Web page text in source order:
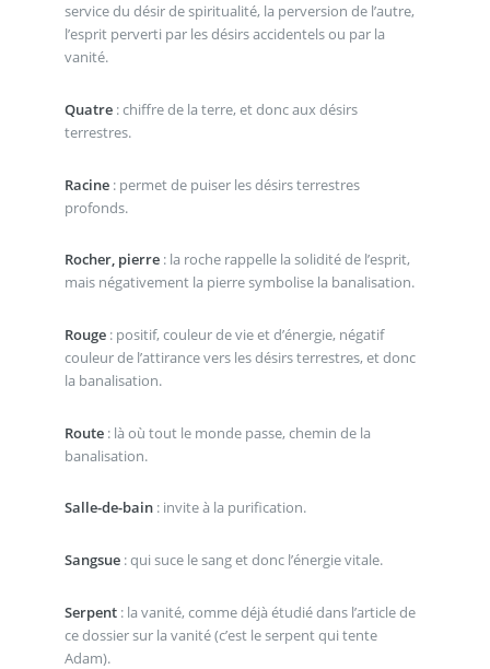
service du désir de spiritualité, la perversion de l’autre,
l’esprit perverti par les désirs accidentels ou par la
vanité.
Quatre: chiffre de la terre, et donc aux désirs
terrestres.
Racine: permet de puiser les désirs terrestres
profonds.
Rocher, pierre: la roche rappelle la solidité de l’esprit,
mais négativement la pierre symbolise la banalisation.
Rouge: positif, couleur de vie et d’énergie, négatif
couleur de l’attirance vers les désirs terrestres, et donc
la banalisation.
Route: là où tout le monde passe, chemin de la
banalisation.
Salle-de-bain: invite à la purification.
Sangsue: qui suce le sang et donc l’énergie vitale.
Serpent: la vanité, comme déjà étudié dans l’article de
ce dossier sur la vanité (c’est le serpent qui tente
Adam).